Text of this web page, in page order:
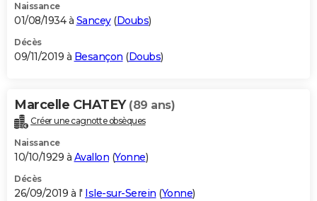
Naissance
01/08/1934 à Sancey(Doubs)
Décès
09/11/2019 à Besançon (Doubs)
Marcelle CHATEY (89 ans)
Créer une cagnotte obsèques
Naissance
10/10/1929 à Avallon (Yonne)
Décès
26/09/2019 à l' Isle-sur-Serein (Yonne)